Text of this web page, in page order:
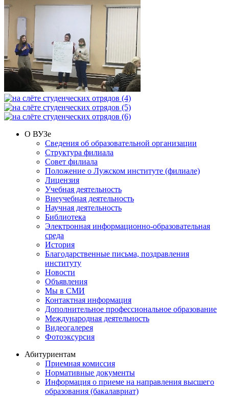
О ВУЗе
Сведения об образовательной организации
Структура филиала
Совет филиала
Положение о Лужском институте (филиале)
Лицензия
Учебная деятельность
Внеучебная деятельность
Научная деятельность
Библиотека
Электронная информационно-образовательная
среда
История
Благодарственные письма, поздравления
институту
Новости
Объявления
Мы в СМИ
Контактная информация
Дополнительное профессиональное образование
Международная деятельность
Видеогалерея
Фотоэксурсия
Абитуриентам
Приемная комиссия
Нормативные документы
Информация о приеме на направления высшего
образования (бакалавриат)